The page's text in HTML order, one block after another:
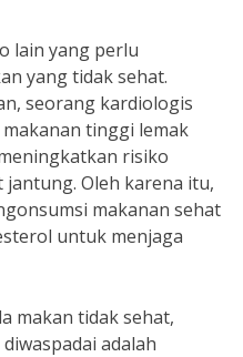
lain yang perlu
yang tidak sehat.
seorang kardiologis
tinggi lemak
risiko
Oleh karena itu,
makanan sehat
untuk menjaga
makan tidak sehat,
adalah